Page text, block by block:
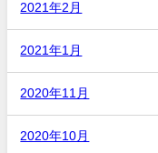
2021年2月
2021年1月
2020年11月
2020年10月